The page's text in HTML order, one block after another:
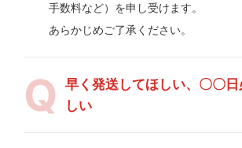
手数料など）を申し受けます。
あらかじめご了承ください。
早く発送してほしい、〇〇
しい